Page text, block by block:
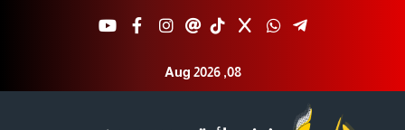
Aug 2026 ,08